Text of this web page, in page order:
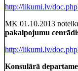
http://likumi.lv/
MK 01.10.2013
pakalpojumu
http://likumi.lv/
Konsulārā